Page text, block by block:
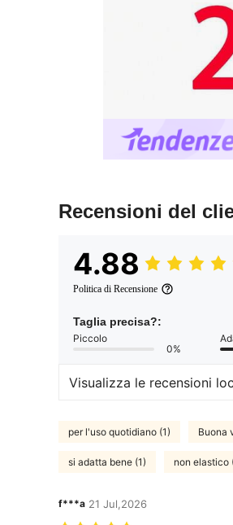
Recensioni del
4.88
Politica di Recensione
Taglia precisa?:
Piccolo
0%
Visualizza le recensioni
per l'uso quotidiano (1) Buona
si adatta bene (1) non elastico
f***a 21 Jul,2026